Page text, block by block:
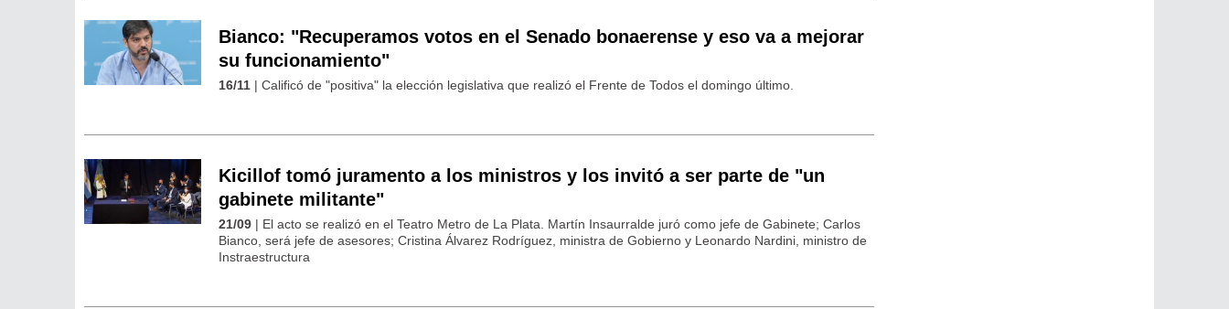
Bianco: "Recuperamos votos en el Senado bonaerense y eso va a mejorar
su funcionamiento"
16/11 | Calificó de "positiva" la elección legislativa que realizó el Frente de Todos el domingo último.
Kicillof tomó juramento a los ministros y los invitó a ser parte de "un
gabinete militante"
21/09 | El acto se realizó en el Teatro Metro de La Plata. Martín Insaurralde juró como jefe de Gabinete; Carlos
Bianco, será jefe de asesores; Cristina Álvarez Rodríguez, ministra de Gobierno y Leonardo Nardini, ministro de
Instraestructura